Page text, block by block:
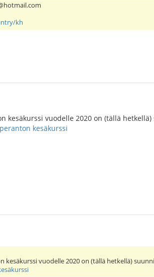
kh
kesäkurssi vuodelle 2020 on (tällä
kesäkurssi
kesäkurssi vuodelle 2020 on (tällä hetkellä)